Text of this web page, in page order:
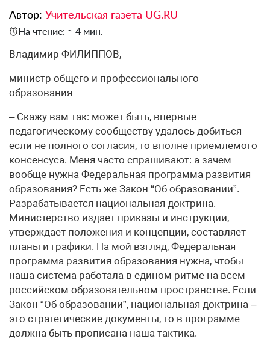
Автор: Учительская газета UG.RU
На чтение: ≈ 4 мин.
Владимир ФИЛИППОВ,
министр общего и профессионального
образования
– Скажу вам так: может быть, впервые
педагогическому сообществу удалось добиться
если не полного согласия, то вполне приемлемого
консенсуса. Меня часто спрашивают: а зачем
вообще нужна Федеральная программа развития
образования? Есть же Закон “Об образовании”.
Разрабатывается национальная доктрина.
Министерство издает приказы и инструкции,
утверждает положения и концепции, составляет
планы и графики. На мой взгляд, Федеральная
программа развития образования нужна, чтобы
наша система работала в едином ритме на всем
российском образовательном пространстве. Если
Закон “Об образовании”, национальная доктрина –
это стратегические документы, то в программе
должна быть прописана наша тактика.